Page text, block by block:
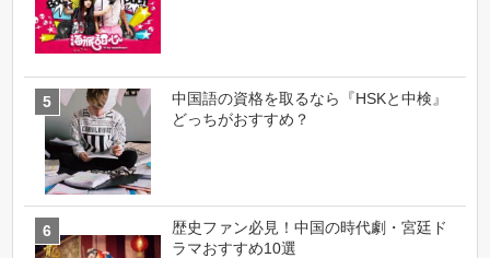
中国語の資格を取るなら『HSKと中検』
どっちがおすすめ？
歴史ファン必見！中国の時代劇・宮廷ド
ラマおすすめ10選